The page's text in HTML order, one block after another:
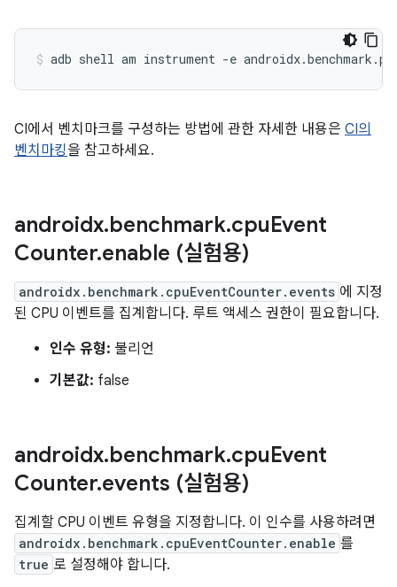
adb shell am instrument -e
CI에서 벤치마크를 구성하는 방법에 관한 자세한 내용은 CI의
벤치마킹을 참고하세요.
androidx.benchmark.cpuEvent
Counter.enable (실험용)
androidx.benchmark.cpuEventCounter.events 에 지정
된 CPU 이벤트를 집계합니다. 루트 액세스 권한이 필요합니다.
인수 유형: 불리언
기본값: false
androidx.benchmark.cpuEvent
Counter.events (실험용)
집계할 CPU 이벤트 유형을 지정합니다. 이 인수를 사용하려면
androidx.benchmark.cpuEventCounter.enable 를
true 로 설정해야 합니다.